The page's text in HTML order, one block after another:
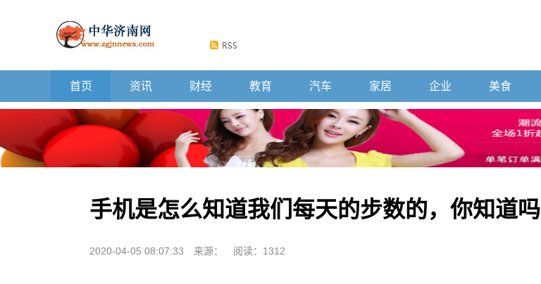
首页 资讯 财经 教育 汽车 家居 企业 美食
手机是怎么知道我们每天的步数的，你知道吗
2020-04-05 08:07:33 来源： 阅读：1312